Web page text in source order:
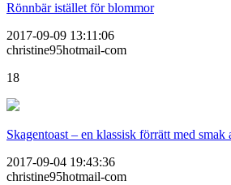
Rönnbär istället för blommor
2017-09-09 13:11:06
christine95hotmail-com
18
Skagentoast – en klassisk förrätt med smak
2017-09-04 19:43:36
christine95hotmail-com